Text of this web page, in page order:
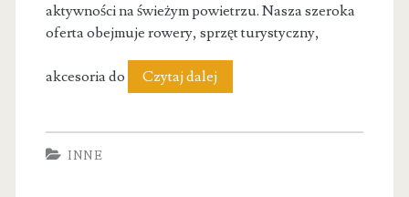
aktywności na świeżym powietrzu. Nasza szeroka
oferta obejmuje rowery, sprzęt turystyczny,
akcesoria do Czytaj dalejSportowy
INNE